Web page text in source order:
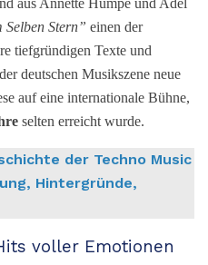
Selben Stern” einen der
tiefgründigen Texte und
deutschen Musikszene neue
auf eine internationale Bühne,
selten erreicht wurde.
der Techno Music
Hintergründe,
voller Emotionen